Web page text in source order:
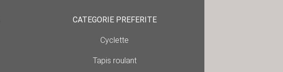
CATEGORIE PREFERITE
Cyclette
Tapis roulant